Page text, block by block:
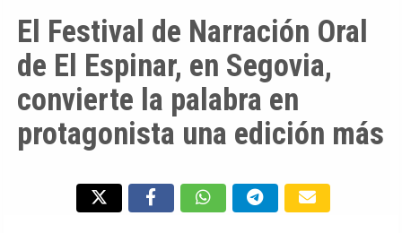
El Festival de Narración Oral
de El Espinar, en Segovia,
convierte la palabra en
protagonista una edición más